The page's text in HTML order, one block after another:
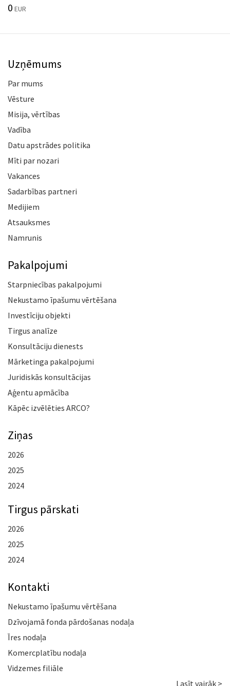
0 EUR
Uzņēmums
Par mums
Vēsture
Misija, vērtības
Vadība
Datu apstrādes politika
Mīti par nozari
Vakances
Sadarbības partneri
Medijiem
Atsauksmes
Namrunis
Pakalpojumi
Starpniecības pakalpojumi
Nekustamo īpašumu vērtēšana
Investīciju objekti
Tirgus analīze
Konsultāciju dienests
Mārketinga pakalpojumi
Juridiskās konsultācijas
Aģentu apmācība
Kāpēc izvēlēties ARCO?
Ziņas
2026
2025
2024
Tirgus pārskati
2026
2025
2024
Kontakti
Nekustamo īpašumu vērtēšana
Dzīvojamā fonda pārdošanas nodaļa
Īres nodaļa
Komercplatību nodaļa
Vidzemes filiāle
Lasīt vairāk >